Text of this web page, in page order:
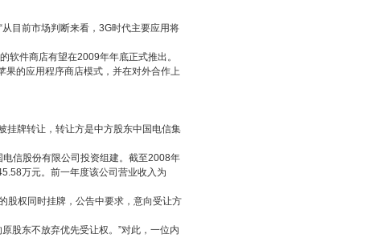
目前市场判断来看，3G时代主要应用将
件商店有望在2009年年底正式推出。
的应用程序商店模式，并在对外合作上
牌转让，转让方是中方股东中国电信集
信股份有限公司投资组建。截至2008年
万元。前一年度该公司营业收入为
权同时挂牌，公告中要求，意向受让方
股东不放弃优先受让权。”对此，一位内